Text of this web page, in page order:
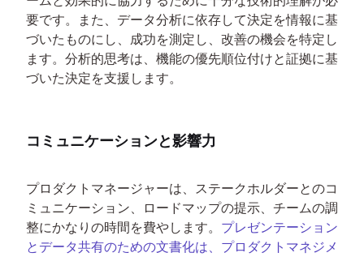
要です。また、データ分析に依存して決定を情報に基
づいたものにし、成功を測定し、改善の機会を特定し
ます。分析的思考は、機能の優先順位付けと証拠に基
づいた決定を支援します。
コミュニケーションと影響力
プロダクトマネージャーは、ステークホルダーとのコ
ミュニケーション、ロードマップの提示、チームの調
整にかなりの時間を費やします。 プレゼンテーション
とデータ共有のための文書化は、プロダクトマネジメ